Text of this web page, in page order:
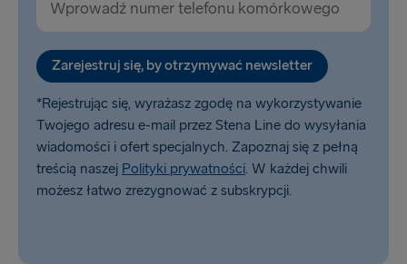
Liverpool → Belfast
Holyhead → Dublin
Zarejestruj się, by otrzymywać newsletter
*Rejestrując się, wyrażasz zgodę na wykorzystywanie
Twojego adresu e-mail przez Stena Line do wysyłania
wiadomości i ofert specjalnych. Zapoznaj się z pełną
treścią naszej Polityki prywatności. W każdej chwili
możesz łatwo zrezygnować z subskrypcji.